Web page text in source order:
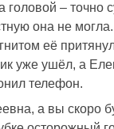
головой –
она не
её
уже ушёл, а
телефон.
а вы скоро